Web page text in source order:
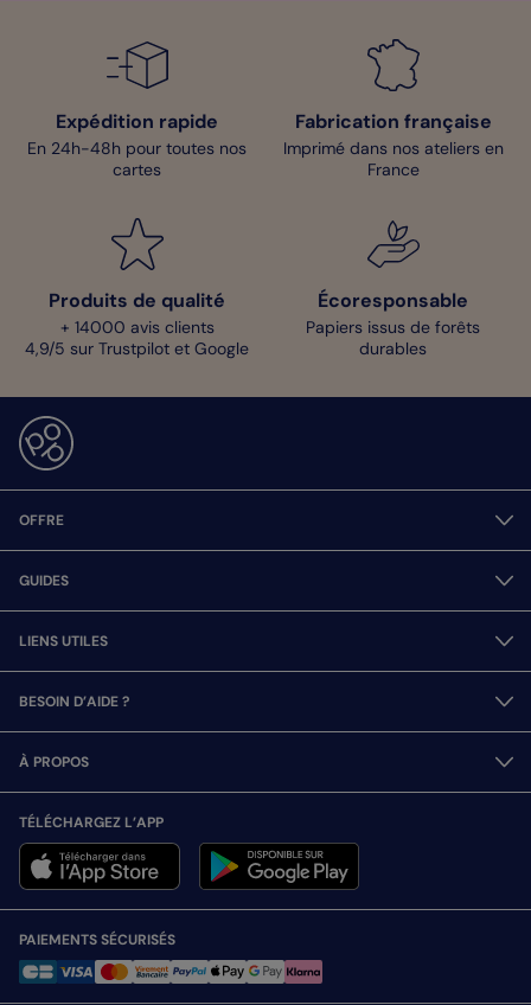
Expédition rapide
En 24h-48h pour toutes nos
cartes
Fabrication française
Imprimé dans nos ateliers en
France
Produits de qualité
+ 14000 avis clients
4,9/5 sur Trustpilot et Google
Écoresponsable
Papiers issus de forêts
durables
OFFRE
GUIDES
LIENS UTILES
BESOIN D’AIDE ?
À PROPOS
TÉLÉCHARGEZ L’APP
PAIEMENTS SÉCURISÉS